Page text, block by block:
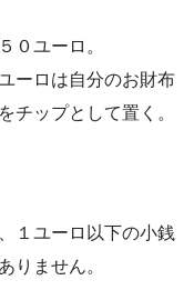
０ユーロ。
ーロは自分のお財布
チップとして置く。
１ユーロ以下の小銭
りません。